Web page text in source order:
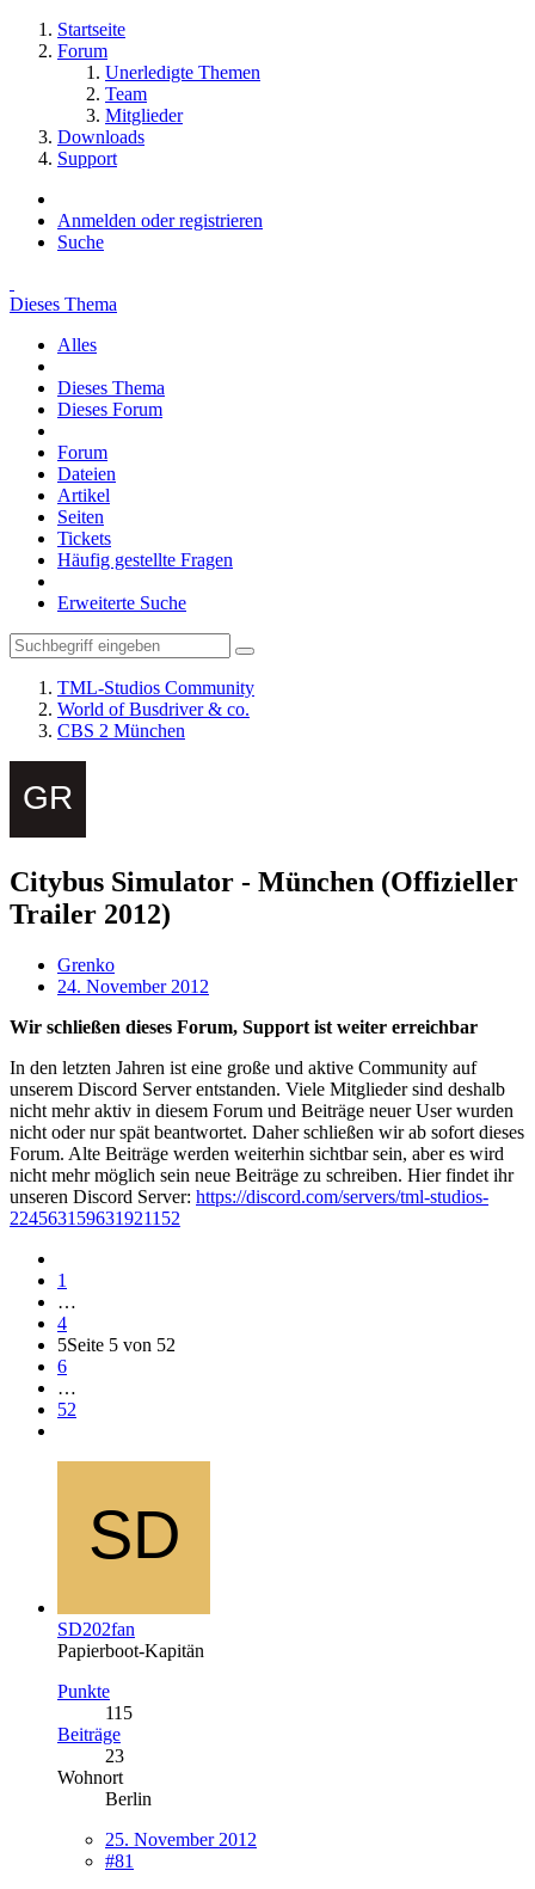
Startseite
Forum
Unerledigte Themen
Team
Mitglieder
Downloads
Support
Anmelden oder registrieren
Suche
Dieses Thema
Alles
Dieses Thema
Dieses Forum
Forum
Dateien
Artikel
Seiten
Tickets
Häufig gestellte Fragen
Erweiterte Suche
TML-Studios Community
World of Busdriver & co.
CBS 2 München
Citybus Simulator - München (Offizieller
Trailer 2012)
Grenko
24. November 2012
Wir schließen dieses Forum, Support ist weiter erreichbar
In den letzten Jahren ist eine große und aktive Community auf
unserem Discord Server entstanden. Viele Mitglieder sind deshalb
nicht mehr aktiv in diesem Forum und Beiträge neuer User wurden
nicht oder nur spät beantwortet. Daher schließen wir ab sofort dieses
Forum. Alte Beiträge werden weiterhin sichtbar sein, aber es wird
nicht mehr möglich sein neue Beiträge zu schreiben. Hier findet ihr
unseren Discord Server: https://discord.com/servers/tml-studios-
224563159631921152
1
…
4
5Seite 5 von 52
6
…
52
SD202fan
Papierboot-Kapitän
Punkte
115
Beiträge
23
Wohnort
Berlin
25. November 2012
#81